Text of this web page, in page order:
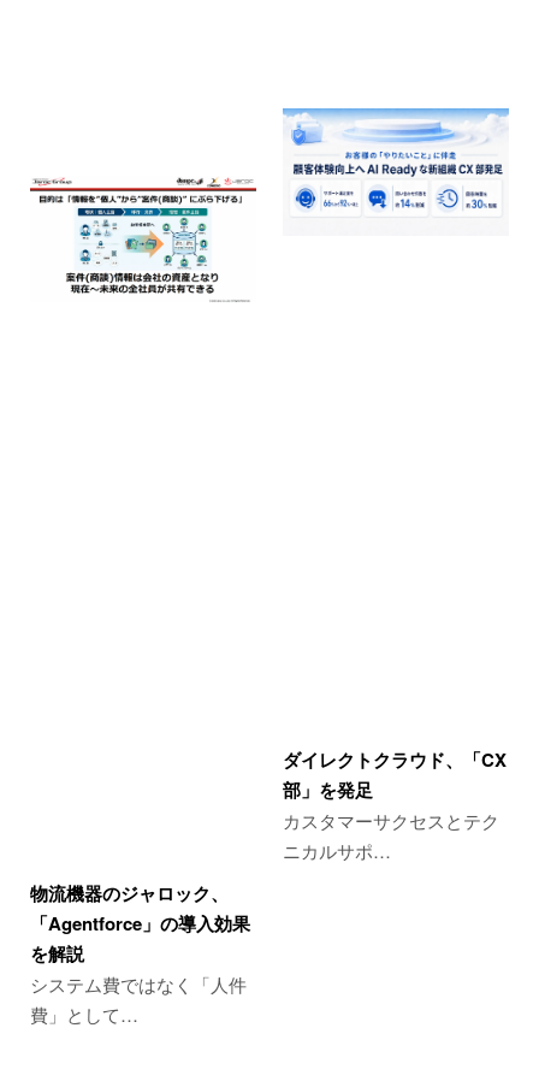
物流機器のジャロック、
「Agentforce」の導入効果
を解説
システム費ではなく「人件
費」として…
ダイレクトクラウド、「CX
部」を発足
カスタマーサクセスとテク
ニカルサポ…